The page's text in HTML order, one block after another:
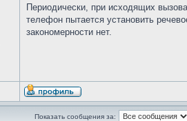
Периодически, при исходящих
телефон пытается установить
закономерности нет.
Показать сообщения за: